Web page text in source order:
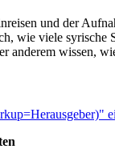
und der
wie viele syrische
wissen,